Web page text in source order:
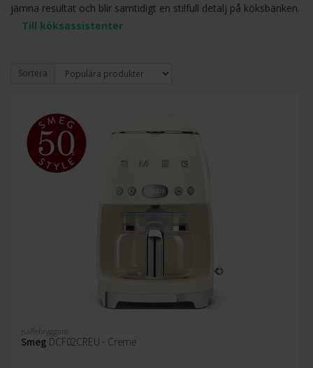
jämna resultat och blir samtidigt en stilfull detalj på köksbänken.
Till köksassistenter
Sortera
Kaffebryggare
Smeg DCF02CREU - Creme